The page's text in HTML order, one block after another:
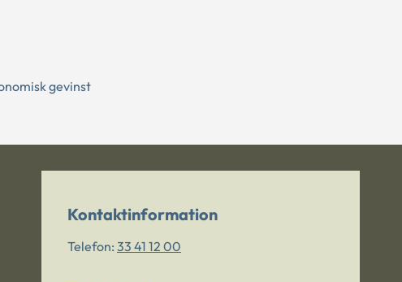
gevinst
Kontaktinformation
Telefon: 33 41 12 00